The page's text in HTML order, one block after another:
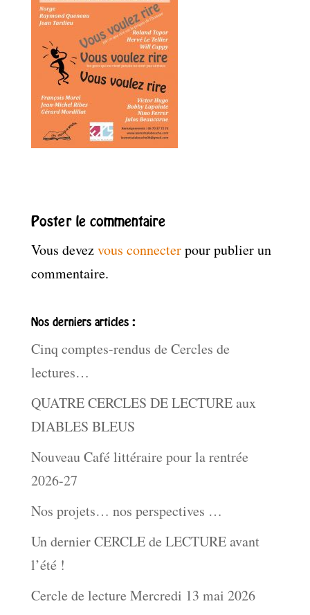
Poster le commentaire
Vous devezvous connecterpour publier un
commentaire.
Nos derniers articles :
Cinq comptes-rendus de Cercles de
lectures…
QUATRE CERCLES DE LECTURE aux
DIABLES BLEUS
Nouveau Café littéraire pour la rentrée
2026-27
Nos projets… nos perspectives …
Un dernier CERCLE de LECTURE avant
l’été !
Cercle de lecture Mercredi 13 mai 2026